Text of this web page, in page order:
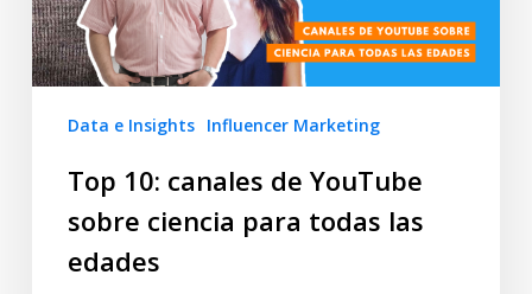
Data e Insights Influencer Marketing
Top 10: canales de YouTube
sobre ciencia para todas las
edades